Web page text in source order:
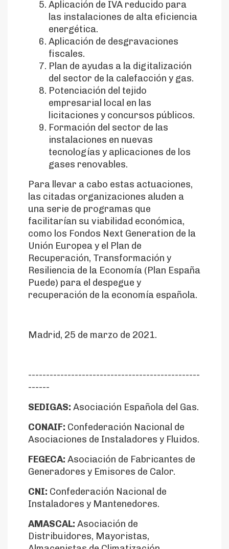
Aplicación de IVA reducido para
las instalaciones de alta eficiencia
energética.
Aplicación de desgravaciones
fiscales.
Plan de ayudas a la digitalización
del sector de la calefacción y gas.
Potenciación del tejido
empresarial local en las
licitaciones y concursos públicos.
Formación del sector de las
instalaciones en nuevas
tecnologías y aplicaciones de los
gases renovables.
Para llevar a cabo estas actuaciones,
las citadas organizaciones aluden a
una serie de programas que
facilitarían su viabilidad económica,
como los Fondos Next Generation de la
Unión Europea y el Plan de
Recuperación, Transformación y
Resiliencia de la Economía (Plan España
Puede) para el despegue y
recuperación de la economía española.
Madrid, 25 de marzo de 2021.
------------------------------------------------
------
SEDIGAS: Asociación Española del Gas.
CONAIF: Confederación Nacional de
Asociaciones de Instaladores y Fluidos.
FEGECA: Asociación de Fabricantes de
Generadores y Emisores de Calor.
CNI: Confederación Nacional de
Instaladores y Mantenedores.
AMASCAL: Asociación de
Distribuidores, Mayoristas,